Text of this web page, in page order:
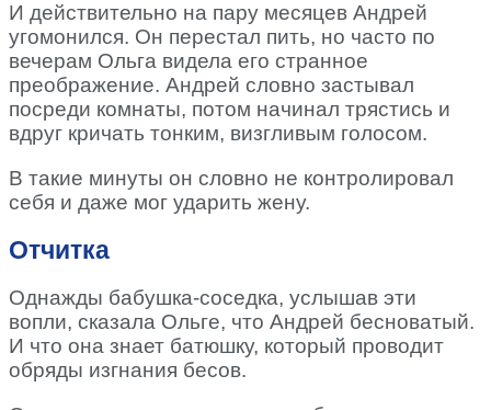
И действительно на пару месяцев Андрей
угомонился. Он перестал пить, но часто по
вечерам Ольга видела его странное
преображение. Андрей словно застывал
посреди комнаты, потом начинал трястись и
вдруг кричать тонким, визгливым голосом.
В такие минуты он словно не контролировал
себя и даже мог ударить жену.
Отчитка
Однажды бабушка-соседка, услышав эти
вопли, сказала Ольге, что Андрей бесноватый.
И что она знает батюшку, который проводит
обряды изгнания бесов.